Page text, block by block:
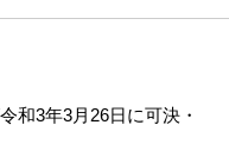
和3年3月26日に可決・